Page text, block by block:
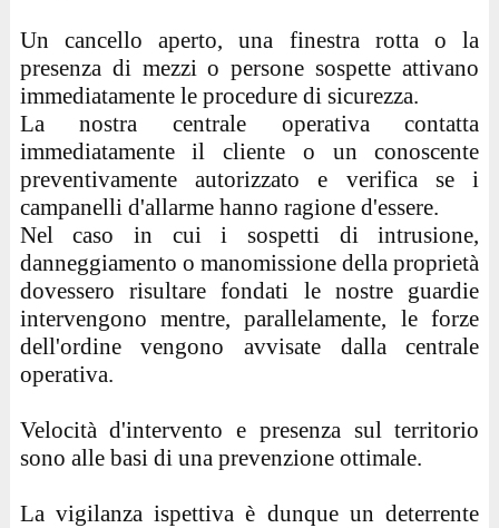
Un cancello aperto, una finestra rotta o la
presenza di mezzi o persone sospette attivano
immediatamente le procedure di sicurezza.
La nostra centrale operativa contatta
immediatamente il cliente o un conoscente
preventivamente autorizzato e verifica se i
campanelli d'allarme hanno ragione d'essere.
Nel caso in cui i sospetti di intrusione,
danneggiamento o manomissione della proprietà
dovessero risultare fondati le nostre guardie
intervengono mentre, parallelamente, le forze
dell'ordine vengono avvisate dalla centrale
operativa.
Velocità d'intervento e presenza sul territorio
sono alle basi di una prevenzione ottimale.
La vigilanza ispettiva è dunque un deterrente